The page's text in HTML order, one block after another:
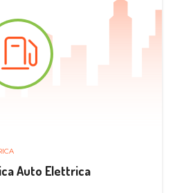
Auto Elettrica